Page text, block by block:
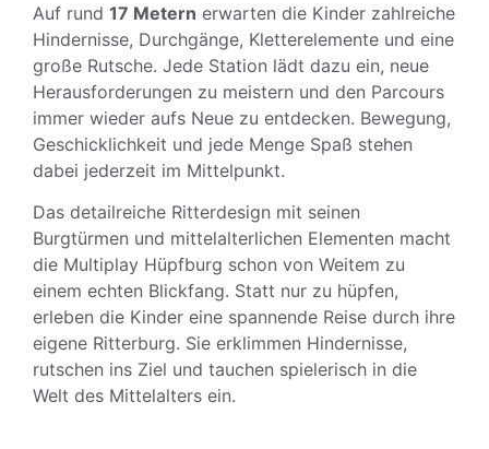
Auf rund 17 Metern erwarten die Kinder zahlreiche
Hindernisse, Durchgänge, Kletterelemente und eine
große Rutsche. Jede Station lädt dazu ein, neue
Herausforderungen zu meistern und den Parcours
immer wieder aufs Neue zu entdecken. Bewegung,
Geschicklichkeit und jede Menge Spaß stehen
dabei jederzeit im Mittelpunkt.
Das detailreiche Ritterdesign mit seinen
Burgtürmen und mittelalterlichen Elementen macht
die Multiplay Hüpfburg schon von Weitem zu
einem echten Blickfang. Statt nur zu hüpfen,
erleben die Kinder eine spannende Reise durch ihre
eigene Ritterburg. Sie erklimmen Hindernisse,
rutschen ins Ziel und tauchen spielerisch in die
Welt des Mittelalters ein.